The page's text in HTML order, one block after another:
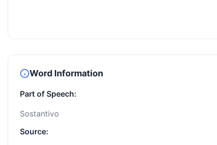
Word Information
Part of Speech:
Sostantivo
Source: